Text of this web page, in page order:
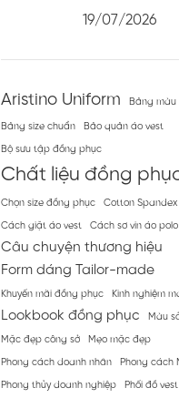
19/07/2026
Aristino Uniform Bảng màu
Bảng size chuẩn Bảo quản áo vest
Bộ sưu tập đồng phục
Chất liệu đồng
Chọn size đồng phục Cotton Spandex
Cách giặt áo vest Cách sơ vin áo polo
Câu chuyện thương hiệu
Form dáng Tailor-made
Khuyến mãi đồng phục Kinh nghiệm
Lookbook đồng phục Màu
Mặc đẹp công sở Mẹo mặc đẹp
Phong cách doanh nhân Phong cách
Phong thủy doanh nghiệp Phối đồ vest